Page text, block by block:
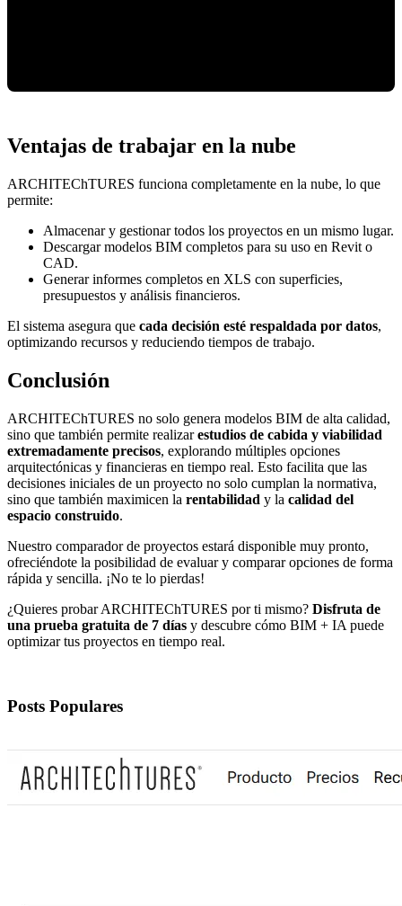
Ventajas de trabajar en la nube
ARCHITEChTURES funciona completamente en la nube, lo que
permite:
Almacenar y gestionar todos los proyectos en un mismo lugar.
Descargar modelos BIM completos para su uso en Revit o
CAD.
Generar informes completos en XLS con superficies,
presupuestos y análisis financieros.
El sistema asegura que cada decisión esté respaldada por datos,
optimizando recursos y reduciendo tiempos de trabajo.
Conclusión
ARCHITEChTURES no solo genera modelos BIM de alta calidad,
sino que también permite realizarestudios de cabida y viabilidad
extremadamente precisos, explorando múltiples opciones
arquitectónicas y financieras en tiempo real. Esto facilita que las
decisiones iniciales de un proyecto no solo cumplan la normativa,
sino que también maximicen la rentabilidad y la calidad del
espacio construido.
Nuestro comparador de proyectos estará disponible muy pronto,
ofreciéndote la posibilidad de evaluar y comparar opciones de forma
rápida y sencilla. ¡No te lo pierdas!
¿Quieres probar ARCHITEChTURES por ti mismo? Disfruta de
una prueba gratuita de 7 días y descubre cómo BIM + IA puede
optimizar tus proyectos en tiempo real.
Posts Populares